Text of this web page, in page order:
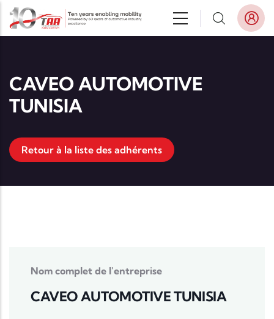
Aller au contenu principal
CAVEO AUTOMOTIVE
TUNISIA
Retour à la liste des adhérents
Nom complet de l'entreprise
CAVEO AUTOMOTIVE TUNISIA